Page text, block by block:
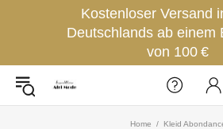
Kostenloser Versand
Deutschlands ab einem
von 100 €
Home Kleid